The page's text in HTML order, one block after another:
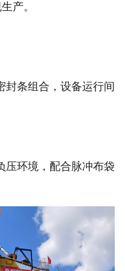
产。
条组合，设备运行间
环境，配合脉冲布袋